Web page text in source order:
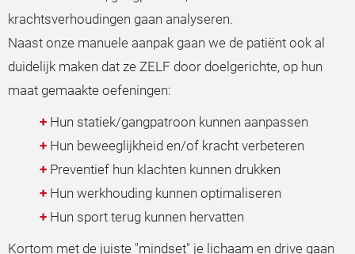
krachtsverhoudingen gaan analyseren.
Naast onze manuele aanpak gaan we de patiënt ook al
duidelijk maken dat ze ZELF door doelgerichte, op hun
maat gemaakte oefeningen:
Hun statiek/gangpatroon kunnen aanpassen
Hun beweeglijkheid en/of kracht verbeteren
Preventief hun klachten kunnen drukken
Hun werkhouding kunnen optimaliseren
Hun sport terug kunnen hervatten
Kortom met de juiste "mindset" je lichaam en drive gaan